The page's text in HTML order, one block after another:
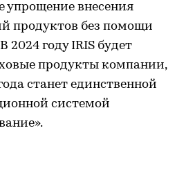
упрощение внесения
продуктов без помощи
2024 году IRIS будет
продукты компании,
станет единственной
системой